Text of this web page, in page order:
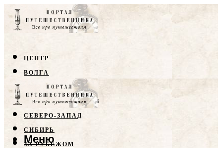
ЦЕНТР
ВОЛГА
КРЫМ
СЕВЕРНЫЙ КАВКАЗ
СЕВЕРО-ЗАПАД
СИБИРЬ
ЗА РУБЕЖОМ
Меню